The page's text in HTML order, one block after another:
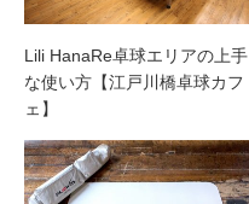
Lili HanaRe卓球エリアの上手
な使い方【江戸川橋卓球カフ
ェ】